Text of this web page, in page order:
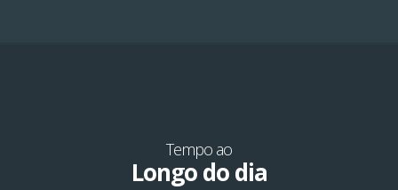
Tempo ao
Longo do dia